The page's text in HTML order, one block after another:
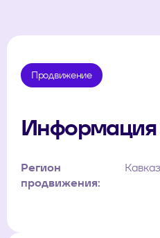
Продвижение
Информация
Регион
продвижения: